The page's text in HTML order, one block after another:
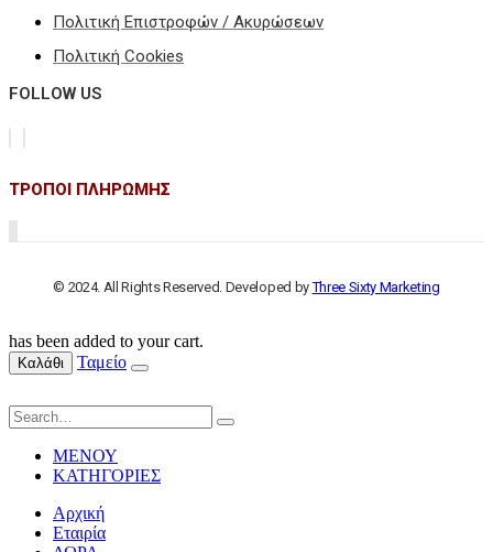
Πολιτική Επιστροφών / Ακυρώσεων
Πολιτική Cookies
FOLLOW US
ΤΡΟΠΟΙ ΠΛΗΡΩΜΗΣ
© 2024. All Rights Reserved. Developed byThree Sixty Marketing
has been added to your cart.
Καλάθι Ταμείο
ΜΕΝΟΥ
ΚΑΤΗΓΟΡΙΕΣ
Αρχική
Εταιρία